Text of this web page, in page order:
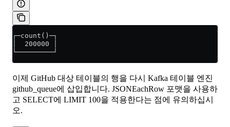
┌─count()─┐
│  200000 │
└─────────┘
이제 GitHub 대상 테이블의 행을 다시 Kafka 테이블 엔진
github_queue에 삽입합니다. JSONEachRow 포맷을 사용하
고 SELECT에 LIMIT 100을 적용한다는 점에 유의하십시
오.